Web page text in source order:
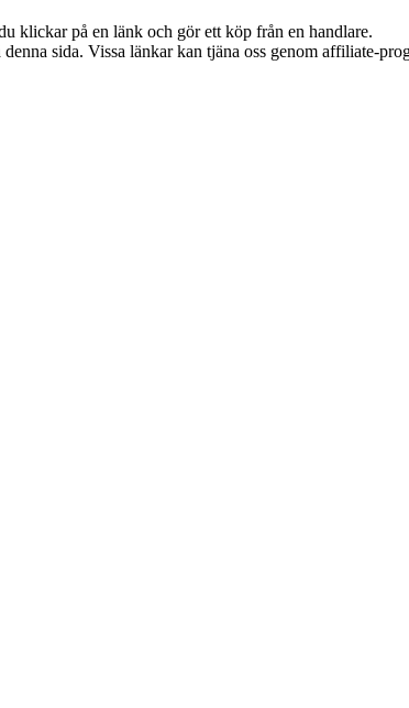
klickar på en länk och gör ett köp från en handlare.
sida. Vissa länkar kan tjäna oss genom affiliate-